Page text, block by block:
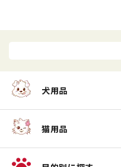
犬用品
猫用品